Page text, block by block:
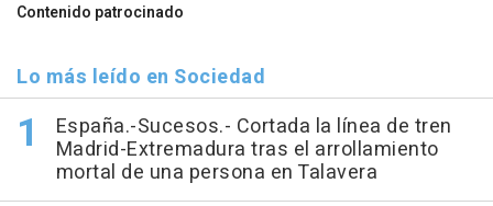
Contenido patrocinado
Lo más leído en Sociedad
España.-Sucesos.- Cortada la línea de tren
Madrid-Extremadura tras el arrollamiento
mortal de una persona en Talavera